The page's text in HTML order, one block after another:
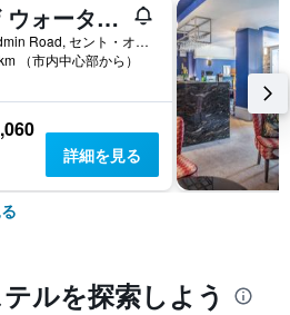
ザ ウォーターホイール イン
Bodmin Road, セント・オーステル, イギリス
（市内中心部から）
詳細を見る
ル​を探索しよう